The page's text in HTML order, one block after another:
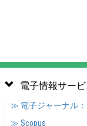
電子情報サービ
≫ 電子ジャーナル
≫ Scopus